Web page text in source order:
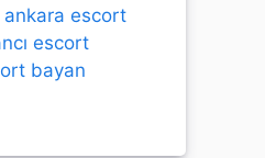
ankara escort
escort
bayan